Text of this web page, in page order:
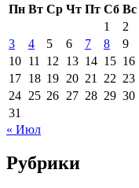
Пн Вт Ср Чт Пт Сб Вс
1
2
3
4 5 6 7 8
9
10 11 12 13 14 15 16
17 18 19 20 21 22 23
24 25 26 27 28 29 30
31
« Июл
Рубрики